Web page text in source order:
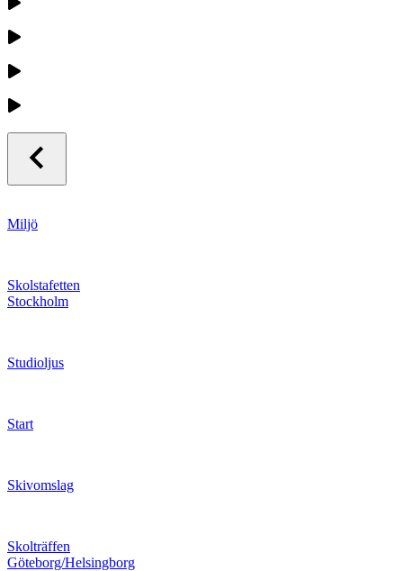
Miljö
Skolstafetten
Stockholm
Studioljus
Start
Skivomslag
Skolträffen
Göteborg/Helsingborg